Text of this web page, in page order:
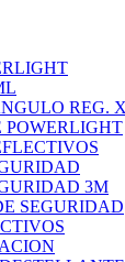
REG.
3M
SEGURIDAD